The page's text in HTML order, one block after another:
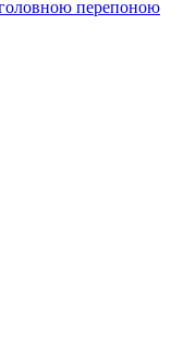
головною перепоною